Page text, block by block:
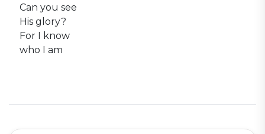
Can you see
His glory?
For I know
who I am